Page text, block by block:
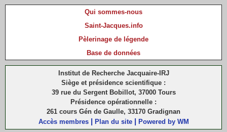
Qui sommes-nous
Saint-Jacques.info
Pèlerinage de légende
Base de données
Institut de Recherche Jacquaire-IRJ
Siège et présidence scientifique :
39 rue du Sergent Bobillot, 37000 Tours
Présidence opérationnelle :
261 cours Gén de Gaulle, 33170 Gradignan
Accès membres | Plan du site | Powered by WM